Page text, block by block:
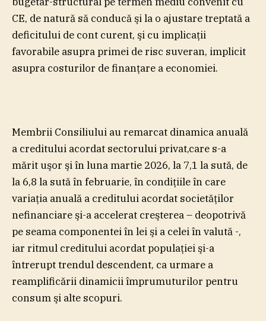
CE, de natură să conducă şi la o ajustare treptată a
deficitului de cont curent, şi cu implicaţii
favorabile asupra primei de risc suveran, implicit
asupra costurilor de finanţare a economiei.
Membrii Consiliului au remarcat dinamica anuală
a creditului acordat sectorului privat,care s-a
mărit uşor şi în luna martie 2026, la 7,1 la sută, de
la 6,8 la sută în februarie, în condiţiile în care
variaţia anuală a creditului acordat societăţilor
nefinanciare şi-a accelerat creşterea – deopotrivă
pe seama componentei în lei şi a celei în valută -,
iar ritmul creditului acordat populaţiei şi-a
întrerupt trendul descendent, ca urmare a
reamplificării dinamicii împrumuturilor pentru
consum şi alte scopuri.